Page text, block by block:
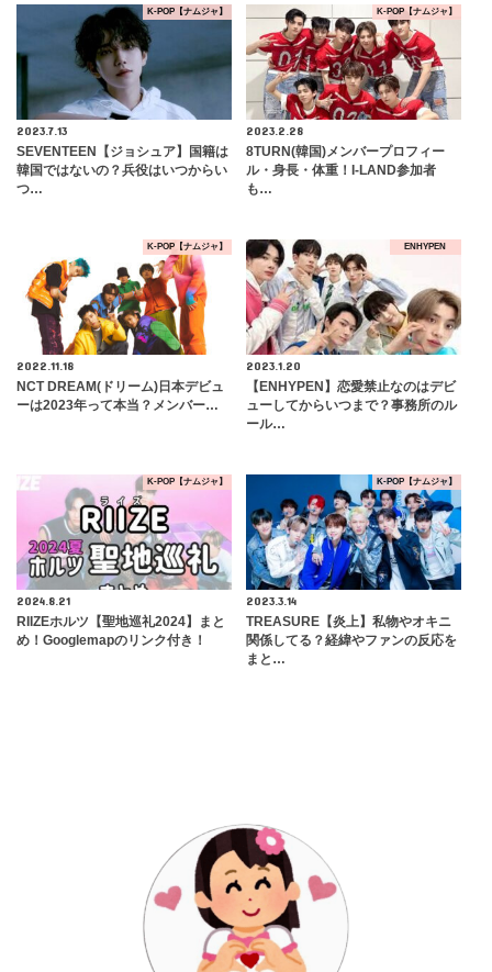
K-POP【ナムジャ】
2023.7.13
SEVENTEEN【ジョシュア】国籍は
韓国ではないの？兵役はいつからい
つ…
K-POP【ナムジャ】
2023.2.28
8TURN(韓国)メンバープロフィー
ル・身長・体重！I-LAND参加者
も…
K-POP【ナムジャ】
2022.11.18
NCT DREAM(ドリーム)日本デビュ
ーは2023年って本当？メンバー…
ENHYPEN
2023.1.20
【ENHYPEN】恋愛禁止なのはデビ
ューしてからいつまで？事務所のル
ール…
K-POP【ナムジャ】
2024.8.21
RIIZEホルツ【聖地巡礼2024】まと
め！Googlemapのリンク付き！
K-POP【ナムジャ】
2023.3.14
TREASURE【炎上】私物やオキニ
関係してる？経緯やファンの反応を
まと…